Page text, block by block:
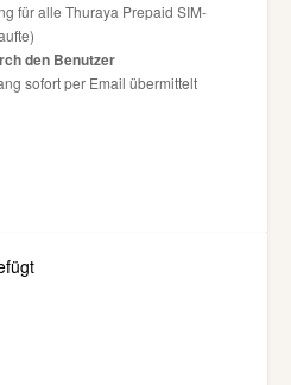
für alle Thuraya Prepaid SIM-
den Benutzer
sofort per Email übermittelt